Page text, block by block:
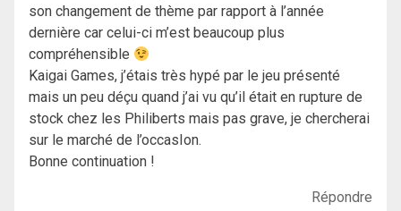
son changement de thème par rapport à l’année
dernière car celui-ci m’est beaucoup plus
compréhensible
Kaigai Games, j’étais très hypé par le jeu présenté
mais un peu déçu quand j’ai vu qu’il était en rupture de
stock chez les Philiberts mais pas grave, je chercherai
sur le marché de l’occasIon.
Bonne continuation !
Répondre